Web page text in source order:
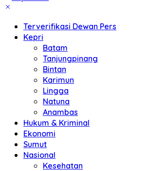
Terverifikasi Dewan Pers
Kepri
Batam
Tanjungpinang
Bintan
Karimun
Lingga
Natuna
Anambas
Hukum & Kriminal
Ekonomi
Sumut
Nasional
Kesehatan